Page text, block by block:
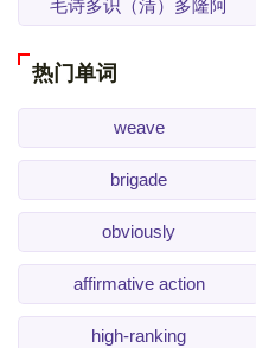
毛诗多识（清）多隆阿
热门单词
weave
brigade
obviously
affirmative action
high-ranking